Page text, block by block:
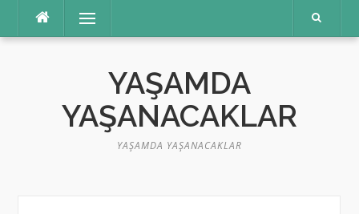
Menü
YAŞAMDA
YAŞANACAKLAR
YAŞAMDA YAŞANACAKLAR